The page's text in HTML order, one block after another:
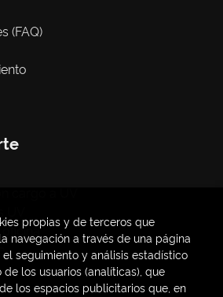
(FAQ)
propias y de terceros que
navegación a través de una página
seguimiento y análisis estadístico
los usuarios (analíticas), que
los espacios publicitarios que, en